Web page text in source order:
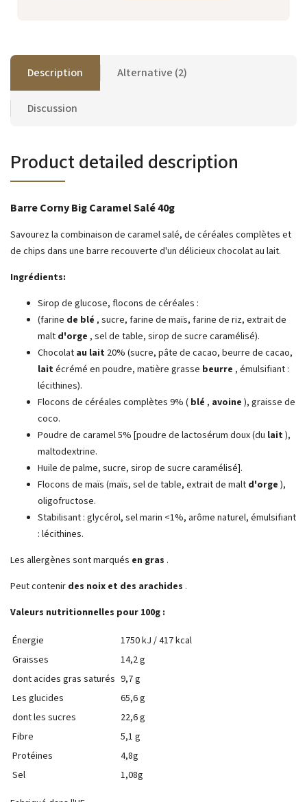
Description Alternative (2)
Discussion
Product detailed description
Barre Corny Big Caramel Salé 40g
Savourez la combinaison de caramel salé, de céréales complètes et
de chips dans une barre recouverte d'un délicieux chocolat au lait.
Ingrédients:
Sirop de glucose, flocons de céréales :
(farine de blé , sucre, farine de maïs, farine de riz, extrait de
malt d'orge , sel de table, sirop de sucre caramélisé).
Chocolat au lait 20% (sucre, pâte de cacao, beurre de cacao,
laitécrémé en poudre, matière grasse beurre , émulsifiant :
lécithines).
Flocons de céréales complètes 9% ( blé , avoine ), graisse de
coco.
Poudre de caramel 5% [poudre de lactosérum doux (du lait),
maltodextrine.
Huile de palme, sucre, sirop de sucre caramélisé].
Flocons de maïs (maïs, sel de table, extrait de malt d'orge ),
oligofructose.
Stabilisant : glycérol, sel marin <1%, arôme naturel, émulsifiant
: lécithines.
Les allergènes sont marqués en gras .
Peut contenir des noix et des arachides .
Valeurs nutritionnelles pour 100g :
Énergie
1750 kJ / 417 kcal
Graisses
14,2 g
dont acides gras saturés 9,7 g
Les glucides
65,6 g
dont les sucres
22,6 g
Fibre
5,1 g
Protéines
4,8g
Sel
1,08g